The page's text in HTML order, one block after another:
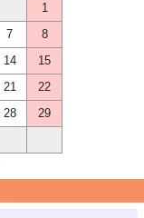
1
7
8
14
15
21
22
28
29